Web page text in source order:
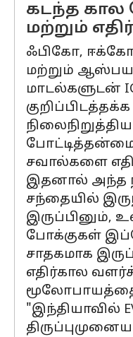
கடந்த
மற்றும்
ஃபிகோ,
மற்றும்
மாடல்களுடன்
சவால்களை
இதனால் அந்த
சந்தையில்
இருப்பினும்,
போக்குகள்
சாதகமாக
எதிர்கால
மூலோபாயத்தை
"இந்தியாவில்